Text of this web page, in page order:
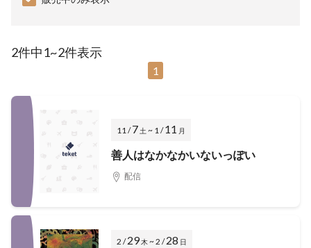
2件中1~2件表示
1
11 /7 土 ~ 1 /11 月
善人はなかなかいないっぽい
配信
2 /29木~ 2 /28 日